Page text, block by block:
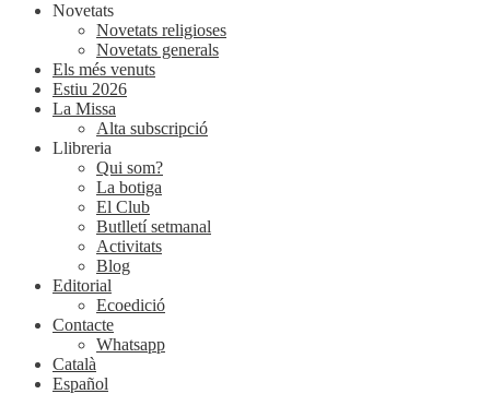
Novetats
Novetats religioses
Novetats generals
Els més venuts
Estiu 2026
La Missa
Alta subscripció
Llibreria
Qui som?
La botiga
El Club
Butlletí setmanal
Activitats
Blog
Editorial
Ecoedició
Contacte
Whatsapp
Català
Español